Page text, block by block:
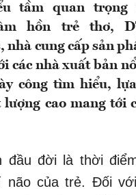
tầm quan trọng
hồn trẻ thơ,
nhà cung cấp sản
các nhà xuất bản
công tìm hiểu,
lượng cao mang tới
đầu đời là thời
não của trẻ. Đối